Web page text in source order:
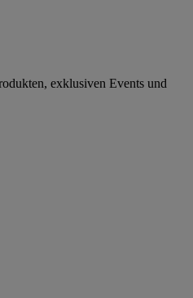
exklusiven Events und